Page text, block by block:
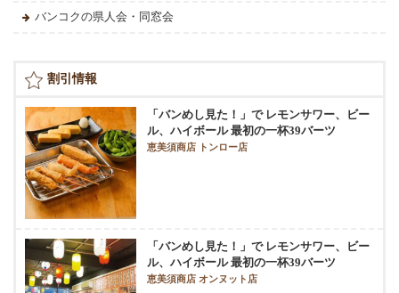
バンコクの県人会・同窓会
割引情報
「バンめし見た！」で レモンサワー、ビー
ル、ハイボール 最初の一杯39バーツ
恵美須商店 トンロー店
「バンめし見た！」で レモンサワー、ビー
ル、ハイボール 最初の一杯39バーツ
恵美須商店 オンヌット店